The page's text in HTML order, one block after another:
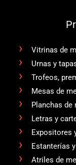
Vitrinas de
Urnas y
Trofeos,
Mesas de
Planchas
Letras y
Expositores
Estanterías
Atriles de